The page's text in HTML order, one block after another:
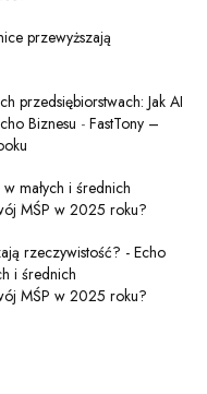
przewyższają
przedsiębiorstwach: Jak AI
Biznesu - FastTony –
małych i średnich
MŚP w 2025 roku?
rzeczywistość? - Echo
i średnich
MŚP w 2025 roku?